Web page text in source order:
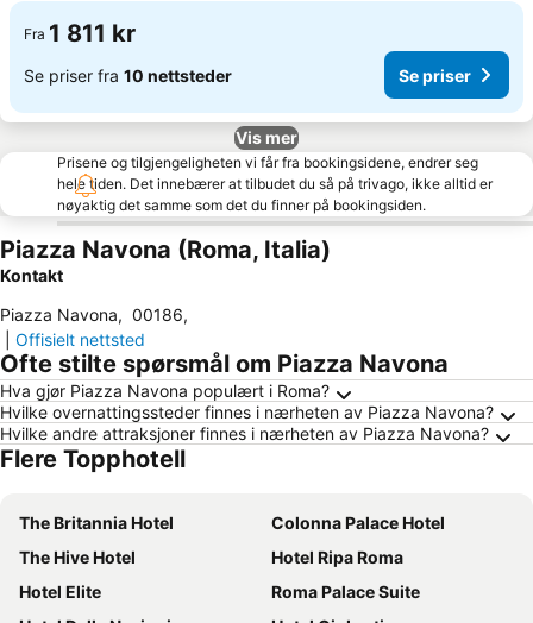
Fra 1 811 kr
Se priser fra 10 nettsteder Se priser
Vis mer
Prisene og tilgjengeligheten vi får fra bookingsidene, endrer seg
hele tiden. Det innebærer at tilbudet du så på trivago, ikke alltid er
nøyaktig det samme som det du finner på bookingsiden.
Piazza Navona (Roma, Italia)
Kontakt
Piazza Navona, 00186,
Offisielt nettsted
Ofte stilte spørsmål om Piazza Navona
Hva gjør Piazza Navona populært i Roma?
Hvilke overnattingssteder finnes i nærheten av Piazza Navona?
Hvilke andre attraksjoner finnes i nærheten av Piazza Navona?
Flere Topphotell
The Britannia Hotel
Colonna Palace Hotel
The Hive Hotel
Hotel Ripa Roma
Hotel Elite
Roma Palace Suite